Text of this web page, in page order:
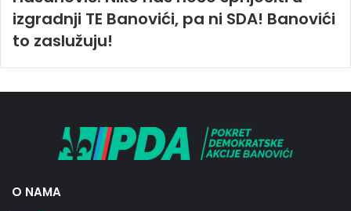
izgradnji TE Banovići, pa ni SDA! Banovići
to zaslužuju!
O NAMA